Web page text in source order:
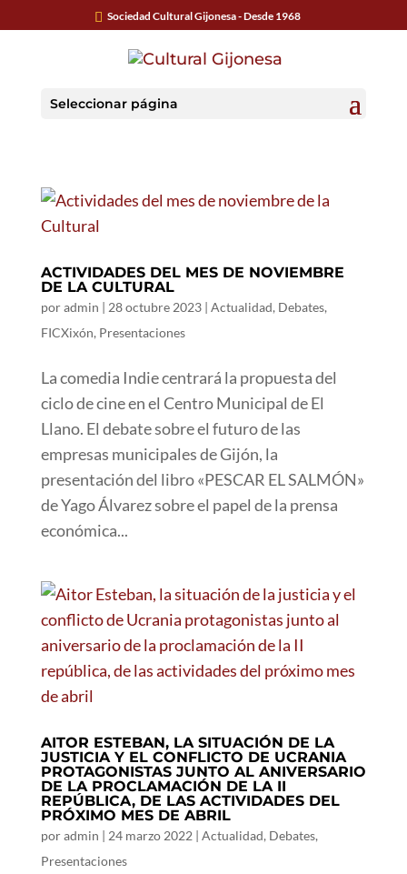
Sociedad Cultural Gijonesa - Desde 1968
Seleccionar página
ACTIVIDADES DEL MES DE NOVIEMBRE
DE LA CULTURAL
poradmin | 28 octubre 2023| Actualidad, Debates,
FICXixón, Presentaciones
La comedia Indie centrará la propuesta del
ciclo de cine en el Centro Municipal de El
Llano. El debate sobre el futuro de las
empresas municipales de Gijón, la
presentación del libro «PESCAR EL SALMÓN»
de Yago Álvarez sobre el papel de la prensa
económica...
AITOR ESTEBAN, LA SITUACIÓN DE LA
JUSTICIA Y EL CONFLICTO DE UCRANIA
PROTAGONISTAS JUNTO AL ANIVERSARIO
DE LA PROCLAMACIÓN DE LA II
REPÚBLICA, DE LAS ACTIVIDADES DEL
PRÓXIMO MES DE ABRIL
poradmin | 24 marzo 2022 | Actualidad, Debates,
Presentaciones